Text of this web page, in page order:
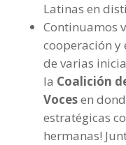
Latinas en
Continuamos
cooperación y
de varias
la Coalición
Vocesen
estratégicas
hermanas!